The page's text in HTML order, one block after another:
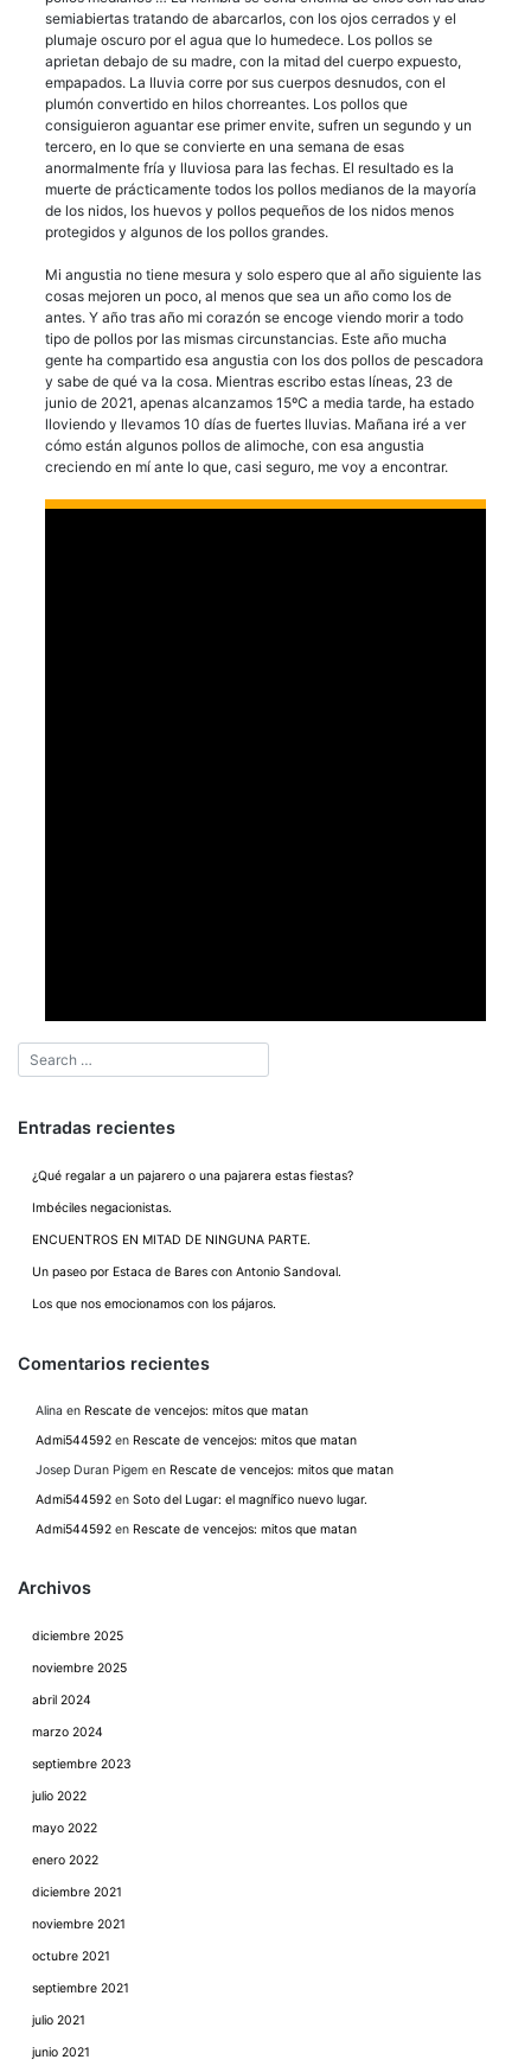
semiabiertas tratando de abarcarlos, con los ojos cerrados y el
plumaje oscuro por el agua que lo humedece. Los pollos se
aprietan debajo de su madre, con la mitad del cuerpo expuesto,
empapados. La lluvia corre por sus cuerpos desnudos, con el
plumón convertido en hilos chorreantes. Los pollos que
consiguieron aguantar ese primer envite, sufren un segundo y un
tercero, en lo que se convierte en una semana de esas
anormalmente fría y lluviosa para las fechas. El resultado es la
muerte de prácticamente todos los pollos medianos de la mayoría
de los nidos, los huevos y pollos pequeños de los nidos menos
protegidos y algunos de los pollos grandes.
Mi angustia no tiene mesura y solo espero que al año siguiente las
cosas mejoren un poco, al menos que sea un año como los de
antes. Y año tras año mi corazón se encoge viendo morir a todo
tipo de pollos por las mismas circunstancias. Este año mucha
gente ha compartido esa angustia con los dos pollos de pescadora
y sabe de qué va la cosa. Mientras escribo estas líneas, 23 de
junio de 2021, apenas alcanzamos 15ºC a media tarde, ha estado
lloviendo y llevamos 10 días de fuertes lluvias. Mañana iré a ver
cómo están algunos pollos de alimoche, con esa angustia
creciendo en mí ante lo que, casi seguro, me voy a encontrar.
Entradas recientes
¿Qué regalar a un pajarero o una pajarera estas fiestas?
Imbéciles negacionistas.
ENCUENTROS EN MITAD DE NINGUNA PARTE.
Un paseo por Estaca de Bares con Antonio Sandoval.
Los que nos emocionamos con los pájaros.
Comentarios recientes
Alina en Rescate de vencejos: mitos que matan
Admi544592 en Rescate de vencejos: mitos que matan
Josep Duran Pigem en Rescate de vencejos: mitos que matan
Admi544592 en Soto del Lugar: el magnífico nuevo lugar.
Admi544592 en Rescate de vencejos: mitos que matan
Archivos
diciembre 2025
noviembre 2025
abril 2024
marzo 2024
septiembre 2023
julio 2022
mayo 2022
enero 2022
diciembre 2021
noviembre 2021
octubre 2021
septiembre 2021
julio 2021
junio 2021